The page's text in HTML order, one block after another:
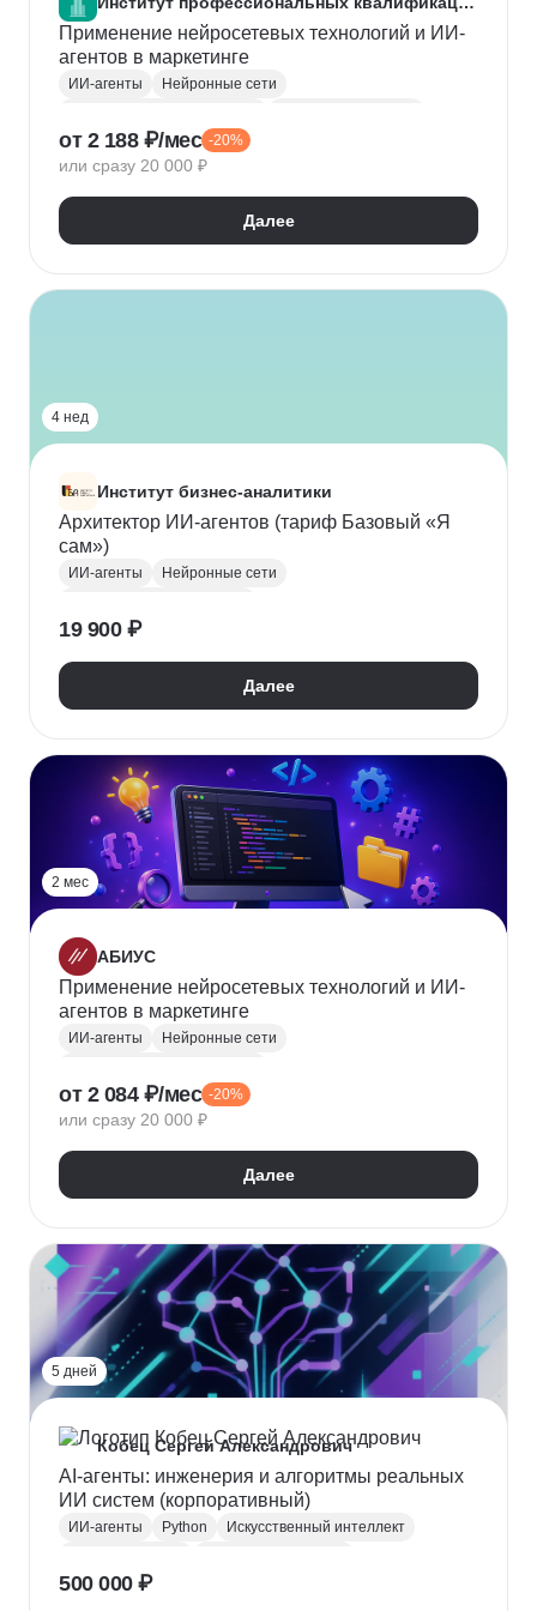
Применение нейросетевых технологий и ИИ-
агентов в маркетинге
ИИ-агенты
Нейронные сети
Искусственный интеллект
Digital маркетинг
Интернет маркетинг
Контент маркетинг
Продуктовый маркетолог
Маркетинговая стратегия
Анализ рынка
от 2 188 ₽/мес -20%
или сразу 20 000 ₽
Далее
4 нед
Институт бизнес-аналитики
Архитектор ИИ-агентов (тариф Базовый «Я
сам»)
ИИ-агенты
Нейронные сети
19 900 ₽
Далее
2 мес
АБИУС
Применение нейросетевых технологий и ИИ-
агентов в маркетинге
ИИ-агенты
Нейронные сети
Искусственный интеллект
Создание контента
SEO-копирайтинг
Контент маркетинг
Поисковая оптимизация
от 2 084 ₽/мес -20%
или сразу 20 000 ₽
Далее
5 дней
Кобец Сергей Александрович
AI-агенты: инженерия и алгоритмы реальных
ИИ систем (корпоративный)
ИИ-агенты Python
Искусственный интеллект
Корпоративное обучение
500 000 ₽